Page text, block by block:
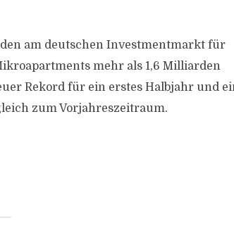
am deutschen Investmentmarkt für
mehr als 1,6 Milliarden
Rekord für ein erstes Halbjahr und
zum Vorjahreszeitraum.